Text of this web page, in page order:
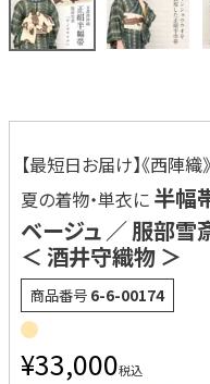
【最短日お届け】《西陣
夏の着物・単衣に 半幅
ベージュ ／ 服部雪
＜ 酒井守織物 ＞
商品番号 6-6-00174
¥33,000税込